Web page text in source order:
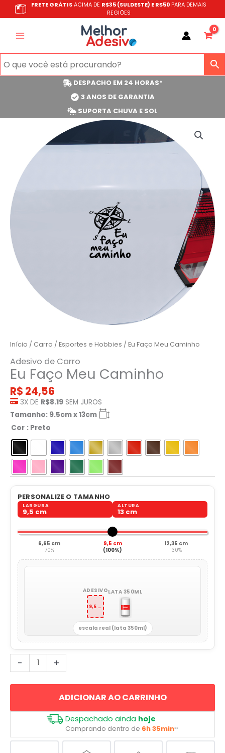
para
FRETE GRÁTISACIMA DE R$35 (SULDESTE) E R$50 PARA DEMAIS
REGIÕES
DESPACHO EM 24 HORAS*
3 ANOS DE GARANTIA
SUPORTA CHUVA E SOL
Início / Carro / Esportes e Hobbies / Eu Faço Meu Caminho
Adesivo de Carro
Eu Faço Meu Caminho
R$ 24,56
3X DE R$8.19 SEM JUROS
Tamanho: 9.5cm x 13cm
Cor : Preto
PERSONALIZE O TAMANHO
LARGURA
9,5 cm
ALTURA
13 cm
6,65 cm
70%
9,5 cm
(100%)
12,35 cm
130%
ADESIVO
9,5 x 13 cm
LATA 350ML
escala real (lata 350ml)
-
Faço
Meu
quantidade
+
ADICIONAR AO CARRINHO
Despachado ainda hoje
Comprando dentro de 6h 35min**